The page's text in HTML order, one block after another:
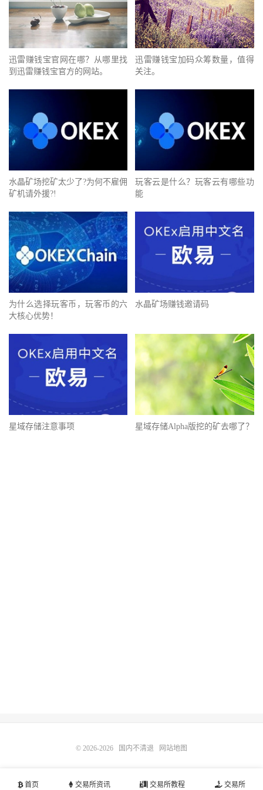
迅雷赚钱宝官网在哪？从哪里找
到迅雷赚钱宝官方的网站。
迅雷赚钱宝加码众筹数量，值得
关注。
水晶矿场挖矿太少了?为何不雇佣
矿机请外援?!
玩客云是什么？玩客云有哪些功
能
为什么选择玩客币，玩客币的六
大核心优势！
水晶矿场赚钱邀请码
星域存储注意事项 星域存储Alpha版挖的矿去哪了？
首页 交易所资讯 交易所教程 交易所
© 2026-2026 国内不清退 网站地图